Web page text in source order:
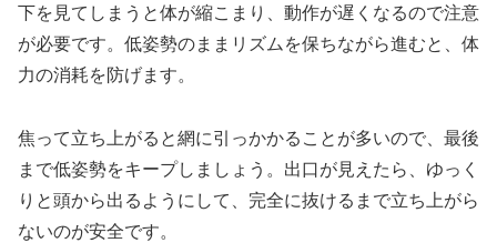
下を見てしまうと体が縮こまり、動作が遅くなるので注意
が必要です。低姿勢のままリズムを保ちながら進むと、体
力の消耗を防げます。
焦って立ち上がると網に引っかかることが多いので、最後
まで低姿勢をキープしましょう。出口が見えたら、ゆっく
りと頭から出るようにして、完全に抜けるまで立ち上がら
ないのが安全です。